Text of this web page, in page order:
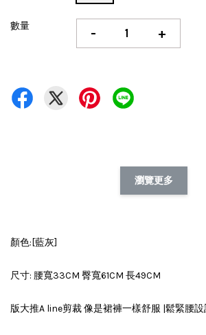
數量 - +
瀏覽更多
顏色:[藍灰]
尺寸: 腰寬33CM 臀寬61CM 長49CM
版大推A line剪裁 像是裙褲一樣舒服 |鬆緊腰